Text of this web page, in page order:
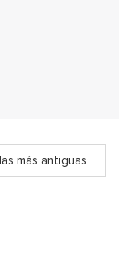
más antiguas